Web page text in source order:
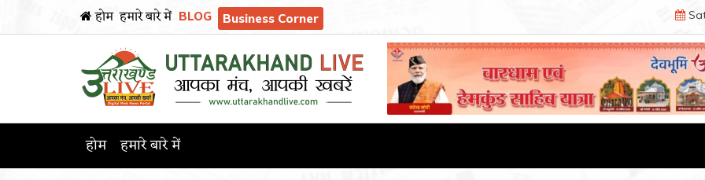
होम हमारे बारे में BLOG Business Corner
होम हमारे बारे में